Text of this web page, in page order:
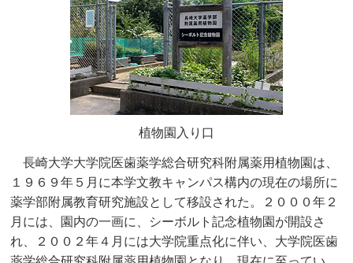
植物園入り口
長崎大学大学院医歯薬学総合研究科附属薬用植物園は、
１９６９年５月に本学文教キャンパス構内の現在の場所に
薬学部附属教育研究施設として移設された。２０００年２
月には、園内の一画に、シーボルト記念植物園が開設さ
れ、２００２年４月には大学院重点化に伴い、大学院医歯